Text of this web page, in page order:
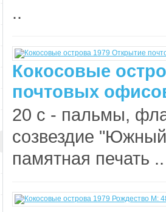
..
Кокосовые
почтовых
20 с - пальмы,
созвездие
памятная печать ..